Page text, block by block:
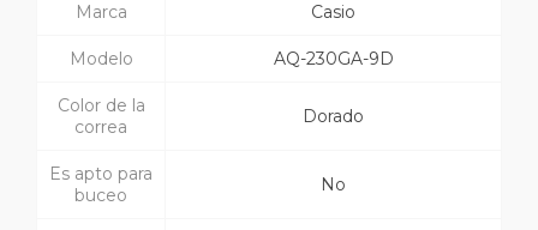
Marca Casio
Modelo AQ-230GA-9D
Color de la
correa
Dorado
Es apto para
buceo
No